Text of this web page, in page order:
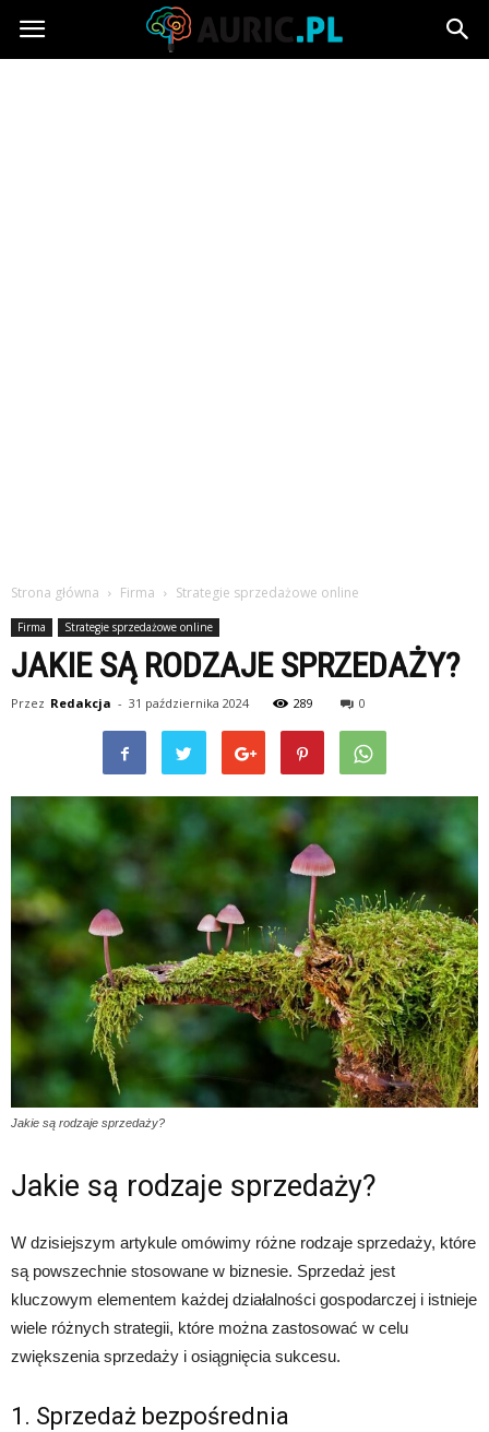
Auric.pl
Strona główna Firma Strategie sprzedażowe online
Firma Strategie sprzedażowe online
JAKIE SĄ RODZAJE SPRZEDAŻY?
Przez Redakcja - 31 października 2024 289 0
Jakie są rodzaje sprzedaży?
Jakie są rodzaje sprzedaży?
W dzisiejszym artykule omówimy różne rodzaje sprzedaży, które
są powszechnie stosowane w biznesie. Sprzedaż jest
kluczowym elementem każdej działalności gospodarczej i istnieje
wiele różnych strategii, które można zastosować w celu
zwiększenia sprzedaży i osiągnięcia sukcesu.
1. Sprzedaż bezpośrednia